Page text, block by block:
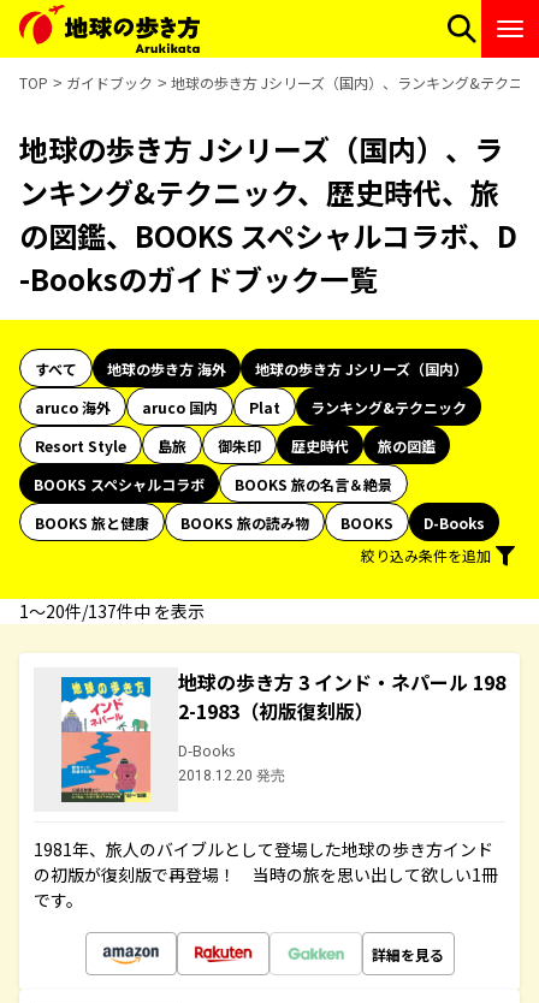
TOP ガイドブック 地球の歩き方 Jシリーズ（国内）、ランキング&テクニ
地球の歩き方 Jシリーズ（国内）、ラ
ンキング&テクニック、歴史時代、旅
の図鑑、BOOKS スペシャルコラボ、D
-Booksのガイドブック一覧
すべて 地球の歩き方 海外
地球の歩き方 Jシリーズ（国内）
aruco 海外
aruco 国内 Plat
ランキング&テクニック
Resort Style
島旅 御朱印 歴史時代
旅の図鑑
BOOKS スペシャルコラボ
BOOKS 旅の名言＆絶景
BOOKS 旅と健康
BOOKS 旅の読み物 BOOKS
D-Books
絞り込み条件を追加
1〜20件/137件中 を表示
地球の歩き方 3 インド・ネパール 198
2-1983（初版復刻版）
D-Books
2018.12.20 発売
1981年、旅人のバイブルとして登場した地球の歩き方インド
の初版が復刻版で再登場！ 当時の旅を思い出して欲しい1冊
です。
詳細を見る